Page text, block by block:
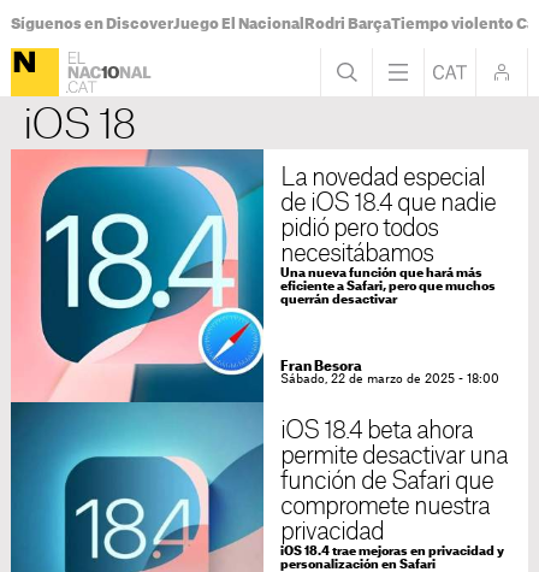
Síguenos en DiscoverJuego El Nacional Rodri BarçaTiempo violento
iOS 18
La novedad especial
de iOS 18.4 que nadie
pidió pero todos
necesitábamos
Una nueva función que hará más
eficiente a Safari, pero que muchos
querrán desactivar
Fran Besora
Sábado, 22 de marzo de 2025 - 18:00
iOS 18.4 beta ahora
permite desactivar una
función de Safari que
compromete nuestra
privacidad
iOS 18.4 trae mejoras en privacidad y
personalización en Safari